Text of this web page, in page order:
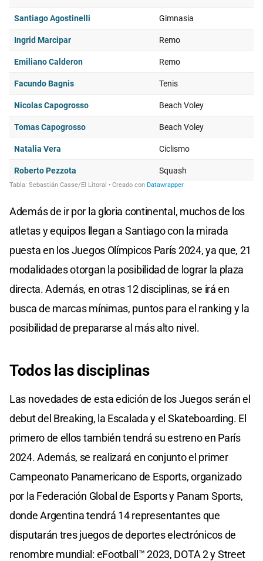
Además de ir por la gloria continental, muchos de los
atletas y equipos llegan a Santiago con la mirada
puesta en los Juegos Olímpicos París 2024, ya que, 21
modalidades otorgan la posibilidad de lograr la plaza
directa. Además, en otras 12 disciplinas, se irá en
busca de marcas mínimas, puntos para el ranking y la
posibilidad de prepararse al más alto nivel.
Todos las disciplinas
Las novedades de esta edición de los Juegos serán el
debut del Breaking, la Escalada y el Skateboarding. El
primero de ellos también tendrá su estreno en París
2024. Además, se realizará en conjunto el primer
Campeonato Panamericano de Esports, organizado
por la Federación Global de Esports y Panam Sports,
donde Argentina tendrá 14 representantes que
disputarán tres juegos de deportes electrónicos de
renombre mundial: eFootball™ 2023, DOTA 2 y Street